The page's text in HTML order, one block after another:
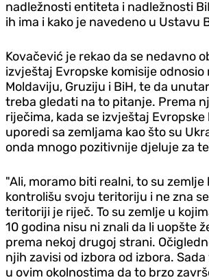
nadležnosti entiteta i nadležnosti
ih ima i kako je navedeno u Ustavu
Kovačević je rekao da se nedavno
izvještaj Evropske komisije odnosio
Moldaviju, Gruziju i BiH, te da
treba gledati na to pitanje. Prema
riječima, kada se izvještaj Evropske
uporedi sa zemljama kao što su
onda mnogo pozitivnije djeluje za
"Ali, moramo biti realni, to su zemlje
kontrolišu svoju teritoriju i ne zna
teritoriji je riječ. To su zemlje u
10 godina nisu ni znali da li uopšte
prema nekoj drugoj strani.
njih zavisi od izbora od izbora.
u ovim okolnostima da to brzo